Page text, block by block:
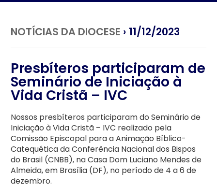
NOTÍCIAS DA DIOCESE › 11/12/2023
Presbíteros participaram de
Seminário de Iniciação à
Vida Cristã – IVC
Nossos presbíteros participaram do Seminário de
Iniciação à Vida Cristã – IVC realizado pela
Comissão Episcopal para a Animação Bíblico-
Catequética da Conferência Nacional dos Bispos
do Brasil (CNBB), na Casa Dom Luciano Mendes de
Almeida, em Brasília (DF), no período de 4 a 6 de
dezembro.